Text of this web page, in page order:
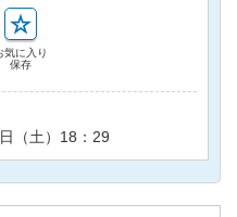
気に入り
保存
（土）18：29